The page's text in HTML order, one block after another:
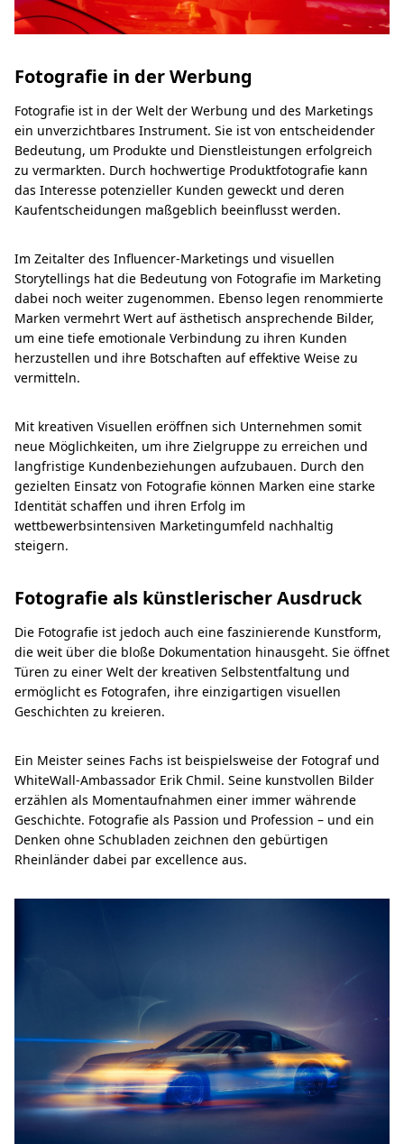
Fotografie in der Werbung
Fotografie ist in der Welt der Werbung und des Marketings
ein unverzichtbares Instrument. Sie ist von entscheidender
Bedeutung, um Produkte und Dienstleistungen erfolgreich
zu vermarkten. Durch hochwertige Produktfotografie kann
das Interesse potenzieller Kunden geweckt und deren
Kaufentscheidungen maßgeblich beeinflusst werden.
Im Zeitalter des Influencer-Marketings und visuellen
Storytellings hat die Bedeutung von Fotografie im Marketing
dabei noch weiter zugenommen. Ebenso legen renommierte
Marken vermehrt Wert auf ästhetisch ansprechende Bilder,
um eine tiefe emotionale Verbindung zu ihren Kunden
herzustellen und ihre Botschaften auf effektive Weise zu
vermitteln.
Mit kreativen Visuellen eröffnen sich Unternehmen somit
neue Möglichkeiten, um ihre Zielgruppe zu erreichen und
langfristige Kundenbeziehungen aufzubauen. Durch den
gezielten Einsatz von Fotografie können Marken eine starke
Identität schaffen und ihren Erfolg im
wettbewerbsintensiven Marketingumfeld nachhaltig
steigern.
Fotografie als künstlerischer Ausdruck
Die Fotografie ist jedoch auch eine faszinierende Kunstform,
die weit über die bloße Dokumentation hinausgeht. Sie öffnet
Türen zu einer Welt der kreativen Selbstentfaltung und
ermöglicht es Fotografen, ihre einzigartigen visuellen
Geschichten zu kreieren.
Ein Meister seines Fachs ist beispielsweise der Fotograf und
WhiteWall-Ambassador Erik Chmil. Seine kunstvollen Bilder
erzählen als Momentaufnahmen einer immer währende
Geschichte. Fotografie als Passion und Profession – und ein
Denken ohne Schubladen zeichnen den gebürtigen
Rheinländer dabei par excellence aus.